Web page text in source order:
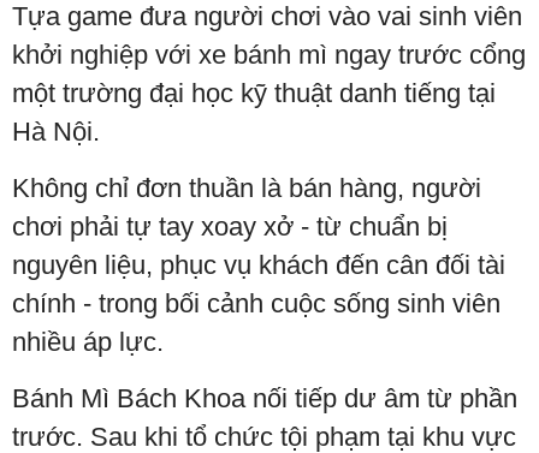
Tựa game đưa người chơi vào vai sinh viên
khởi nghiệp với xe bánh mì ngay trước cổng
một trường đại học kỹ thuật danh tiếng tại
Hà Nội.
Không chỉ đơn thuần là bán hàng, người
chơi phải tự tay xoay xở - từ chuẩn bị
nguyên liệu, phục vụ khách đến cân đối tài
chính - trong bối cảnh cuộc sống sinh viên
nhiều áp lực.
Bánh Mì Bách Khoa nối tiếp dư âm từ phần
trước. Sau khi tổ chức tội phạm tại khu vực